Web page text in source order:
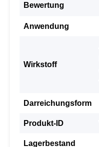
Bewertung
Anwendung
Wirkstoff
Darreichungsform
Produkt-ID
Lagerbestand